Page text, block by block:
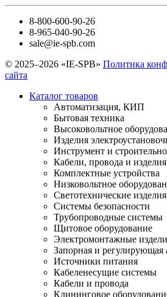
8-800-600-90-26
8-965-040-90-26
sale@ie-spb.com
© 2025–2026 «IE-SPB» Политика
сайта
Каталог товаров
Автоматизация, КИП
Бытовая техника
Высоковольтное
Изделия
Инструмент и
Кабели, провода и
Комплектные устройства
Низковольтное
Светотехнические изделия
Системы безопасности
Трубопроводные системы
Щитовое оборудование
Электромонтажные
Запорная и регулирующая
Источники питания
Кабеленесущие системы
Кабели и провода
Клининговое